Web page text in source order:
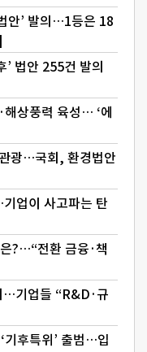
안’ 발의…1등은 18
’ 법안 255건 발의
해상풍력 육성… ‘에
광…국회, 환경법안
업이 사고파는 탄
?…“전환 금융·책
…기업들 “R&D·규
기후특위’ 출범…입